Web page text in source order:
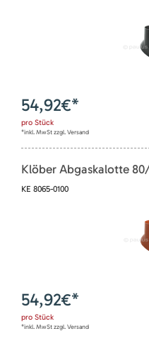
54,92€*
pro Stück
*inkl. MwSt zzgl. Versand
Klöber Abgaskalotte
KE 8065-0100
54,92€*
pro Stück
*inkl. MwSt zzgl. Versand